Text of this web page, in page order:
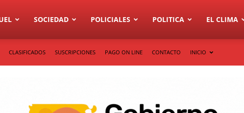
SOCIEDAD POLICIALES POLITICA EL CLIMA
CLASIFICADOS SUSCRIPCIONES PAGO ON LINE CONTACTO INICIO